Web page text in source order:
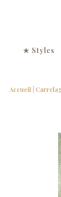
★ Styles
Accueil